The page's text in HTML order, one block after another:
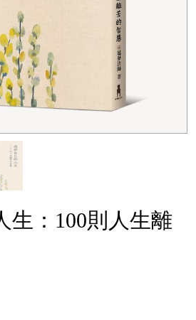
生：100則人生離